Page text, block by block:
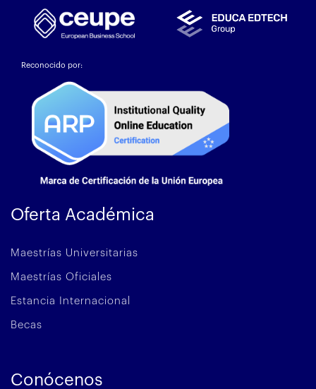
Reconocido por:
Oferta Académica
Maestrías Universitarias
Maestrías Oficiales
Estancia Internacional
Becas
Conócenos